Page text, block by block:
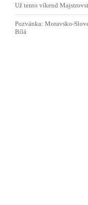
Už tento víkend
Pozvánka: Moravsko-
Bílá